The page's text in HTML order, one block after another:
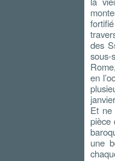
des
sous-
en
Et ne
pièce
une